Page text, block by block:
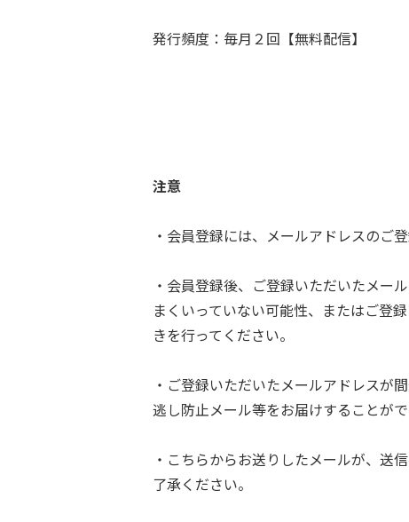
発行頻度：毎月２回【無料配信】
注意
・会員登録には、メールアドレスのご登
・会員登録後、ご登録いただいたメー
まくいっていない可能性、またはご登
きを行ってください。
・ご登録いただいたメールアドレスが
逃し防止メール等をお届けすることがで
・こちらからお送りしたメールが、送
了承ください。